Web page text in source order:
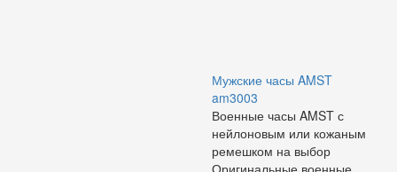
Мужские часы AMST
am3003
Военные часы AMST с
нейлоновым или кожаным
ремешком на выбор